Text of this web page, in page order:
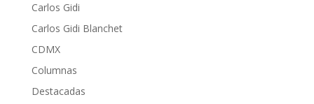
Carlos Gidi
Carlos Gidi Blanchet
CDMX
Columnas
Destacadas